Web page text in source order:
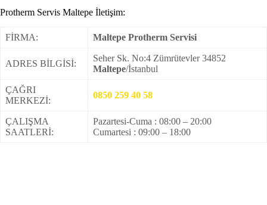
Protherm Servis Maltepe İletişim:
FİRMA: Maltepe Protherm Servisi
ADRES BİLGİSİ:
Seher Sk. No:4 Zümrütevler 34852
Maltepe/İstanbul
ÇAĞRI
MERKEZİ:
0850 259 40 58
ÇALIŞMA
SAATLERİ:
Pazartesi-Cuma : 08:00 – 20:00
Cumartesi : 09:00 – 18:00